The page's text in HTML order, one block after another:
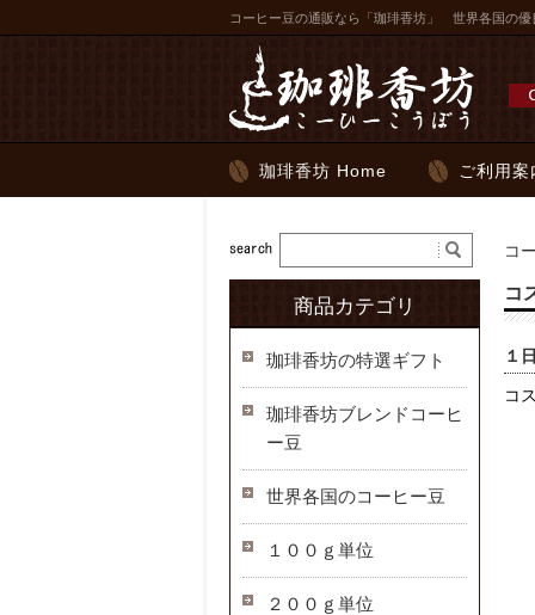
コーヒー豆の通販なら「珈琲香坊」 世界各国の
珈琲香坊 Home ご利用案
コ
コ
１
コ
商品カテゴリ
珈琲香坊の特選ギフト
珈琲香坊ブレンドコーヒ
ー豆
世界各国のコーヒー豆
１００ｇ単位
２００ｇ単位